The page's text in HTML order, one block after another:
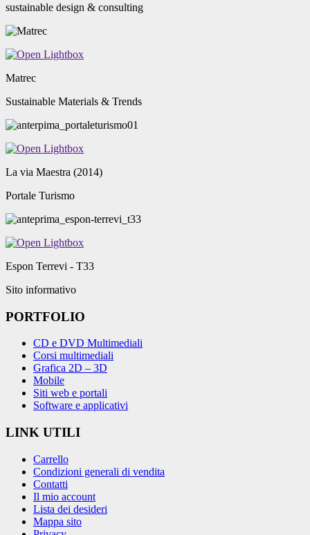
sustainable design & consulting
Matrec
Sustainable Materials & Trends
La via Maestra (2014)
Portale Turismo
Espon Terrevi - T33
Sito informativo
PORTFOLIO
CD e DVD Multimediali
Corsi multimediali
Grafica 2D – 3D
Mobile
Siti web e portali
Software e applicativi
LINK UTILI
Carrello
Condizioni generali di vendita
Contatti
Il mio account
Lista dei desideri
Mappa sito